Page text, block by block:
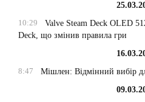
10:29
Valve Steam Deck OLED
Deck, що змінив правила гри
8:47
Мішлен: Відмінний вибір